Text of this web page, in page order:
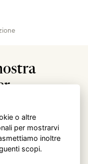
e ricevi la nostra
di base degli
o altre
per mostrarvi
inoltre
scopi.